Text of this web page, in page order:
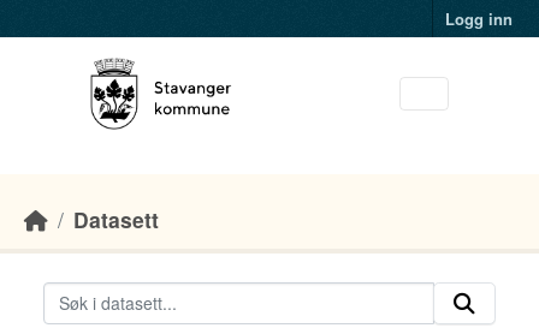
Logg inn
Datasett